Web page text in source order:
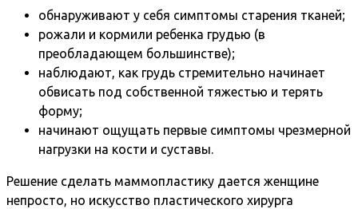
обнаруживают у себя симптомы старения тканей;
рожали и кормили ребенка грудью (в
преобладающем большинстве);
наблюдают, как грудь стремительно начинает
обвисать под собственной тяжестью и терять
форму;
начинают ощущать первые симптомы чрезмерной
нагрузки на кости и суставы.
Решение сделать маммопластику дается женщине
непросто, но искусство пластического хирурга